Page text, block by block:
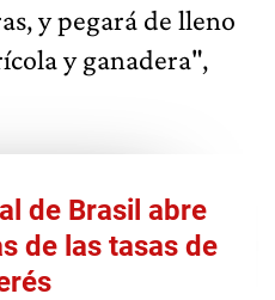
y pegará de lleno
y ganadera",
de Brasil abre
de las tasas de